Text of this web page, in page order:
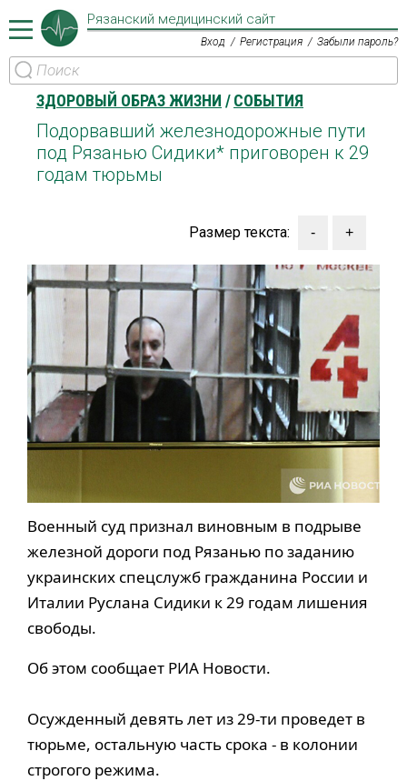
Рязанский медицинский сайт
Вход Регистрация Забыли пароль?
ЗДОРОВЫЙ ОБРАЗ ЖИЗНИ СОБЫТИЯ
Подорвавший железнодорожные пути
под Рязанью Сидики* приговорен к 29
годам тюрьмы
Размер текста:
Военный суд признал виновным в подрыве
железной дороги под Рязанью по заданию
украинских спецслужб гражданина России и
Италии Руслана Сидики к 29 годам лишения
свободы.
Об этом сообщает РИА Новости.
Осужденный девять лет из 29-ти проведет в
тюрьме, остальную часть срока - в колонии
строгого режима.